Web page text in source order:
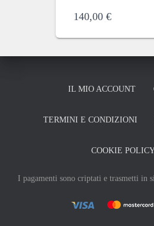
140,00 €
IL MIO ACCOUNT
TERMINI E CONDIZIONI
COOKIE
I pagamenti sono criptati e trasmetti in